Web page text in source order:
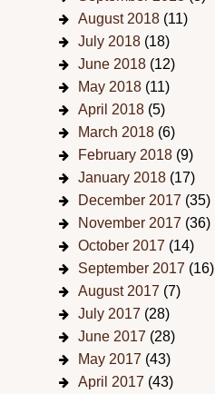
August 2018 (11)
July 2018 (18)
June 2018 (12)
May 2018 (11)
April 2018 (5)
March 2018 (6)
February 2018 (9)
January 2018 (17)
December 2017 (35)
November 2017 (36)
October 2017 (14)
September 2017 (16)
August 2017 (7)
July 2017 (28)
June 2017 (28)
May 2017 (43)
April 2017 (43)